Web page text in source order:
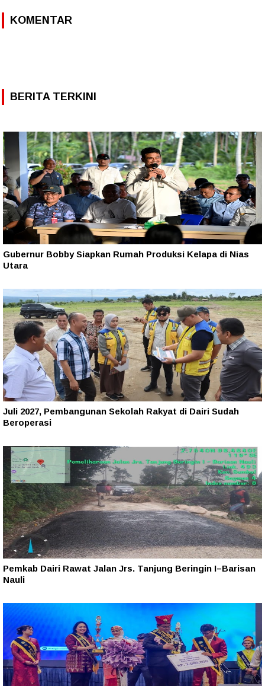
KOMENTAR
BERITA TERKINI
Gubernur Bobby Siapkan Rumah Produksi Kelapa di Nias
Utara
Juli 2027, Pembangunan Sekolah Rakyat di Dairi Sudah
Beroperasi
Pemkab Dairi Rawat Jalan Jrs. Tanjung Beringin I–Barisan
Nauli